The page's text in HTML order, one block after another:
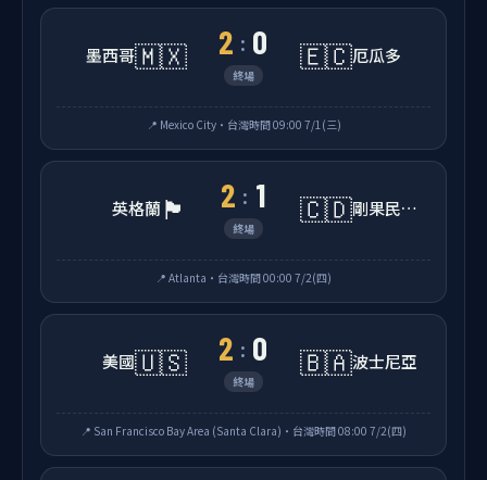
墨西哥🇲🇽 2 : 0
終場
🇪🇨厄瓜多
📍 Mexico City・台灣時間 09:00 7/1(三)
英格蘭🏴󠁧󠁢󠁥󠁮󠁧󠁿 2 : 1
終場
🇨🇩 剛果民主共和國
📍 Atlanta・台灣時間 00:00 7/2(四)
美國🇺🇸 2 : 0
終場
🇧🇦波士尼亞
📍 San Francisco Bay Area (Santa Clara)・台灣時間 08:00 7/2(四)